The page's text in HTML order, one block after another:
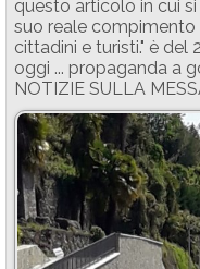
questo articolo in cui si
suo reale compimento
cittadini e turisti." è del
oggi ... propaganda a
NOTIZIE SULLA